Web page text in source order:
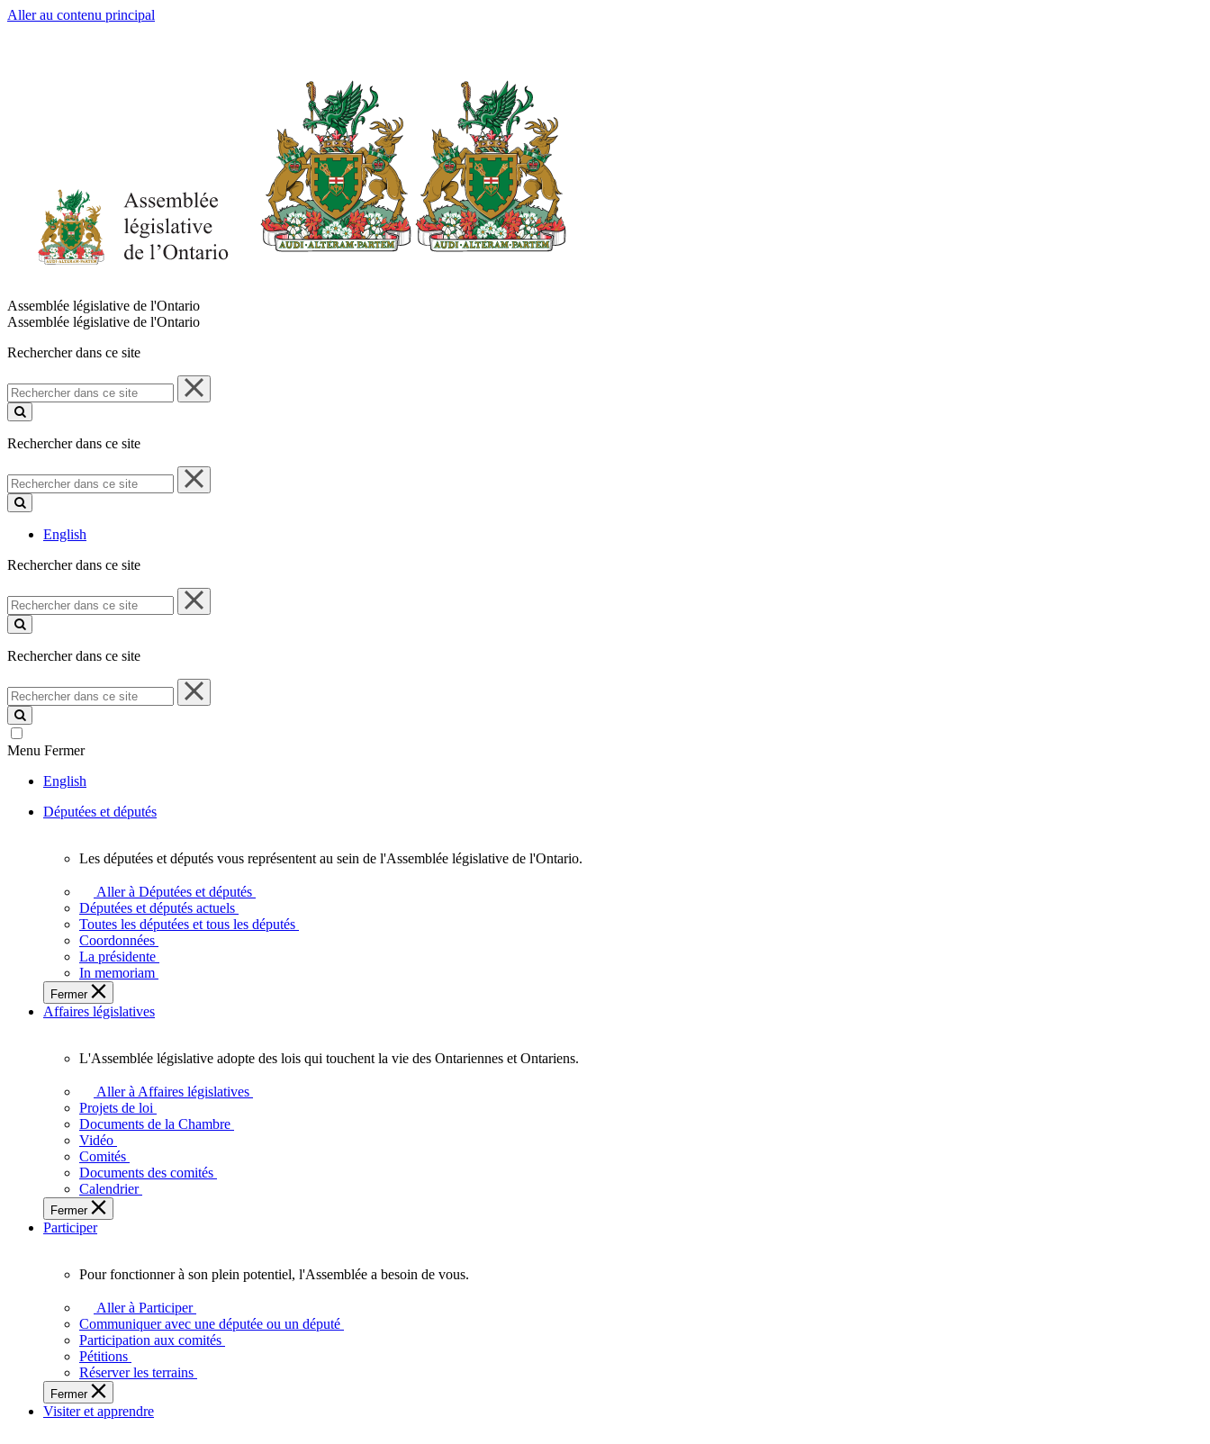
Aller au contenu principal
Assemblée législative de l'Ontario
Assemblée législative de l'Ontario
Rechercher dans ce site
Rechercher
dans
ce
Rechercher dans ce site
Rechercher
dans
ce
English
Rechercher dans ce site
Rechercher
dans
ce
Rechercher dans ce site
Rechercher
dans
ce
site
Menu Fermer
English
Députées et députés
députées
députés
vous
représentent
sein
de
l'Assemblée
l'Ontario.
Les députées et députés vous représentent au sein de l'Assemblée législative de l'Ontario.
Aller à Députées et députés
Députées et députés actuels
Toutes les députées et tous les députés
Coordonnées
La présidente
In memoriam
Fermer
Affaires législatives
législative
adopte
touchent
vie
des
Ontariennes
Ontariens.
L'Assemblée législative adopte des lois qui touchent la vie des Ontariennes et Ontariens.
Aller à Affaires législatives
Projets de loi
Documents de la Chambre
Vidéo
Comités
Documents des comités
Calendrier
Fermer
Participer
fonctionner
plein
potentiel,
l'Assemblée
a
besoin
Pour fonctionner à son plein potentiel, l'Assemblée a besoin de vous.
Aller à Participer
Communiquer avec une députée ou un député
Participation aux comités
Pétitions
Réserver les terrains
Fermer
Visiter et apprendre